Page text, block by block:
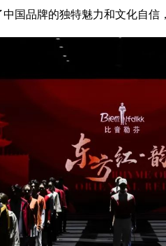
国品牌的独特魅力和文化自信